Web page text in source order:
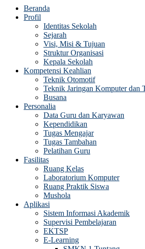
Beranda
Profil
Identitas Sekolah
Sejarah
Visi, Misi & Tujuan
Struktur Organisasi
Kepala Sekolah
Kompetensi Keahlian
Teknik Otomotif
Teknik Jaringan Komputer dan
Busana
Personalia
Data Guru dan Karyawan
Kependidikan
Tugas Mengajar
Tugas Tambahan
Pelatihan Guru
Fasilitas
Ruang Kelas
Laboratorium Komputer
Ruang Praktik Siswa
Mushola
Aplikasi
Sistem Informasi Akademik
Supervisi Pembelajaran
EKTSP
E-Learning